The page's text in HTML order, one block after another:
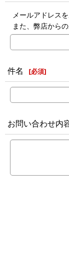
メールアドレス
また、弊店から
件名 [必須]
お問い合わせ内